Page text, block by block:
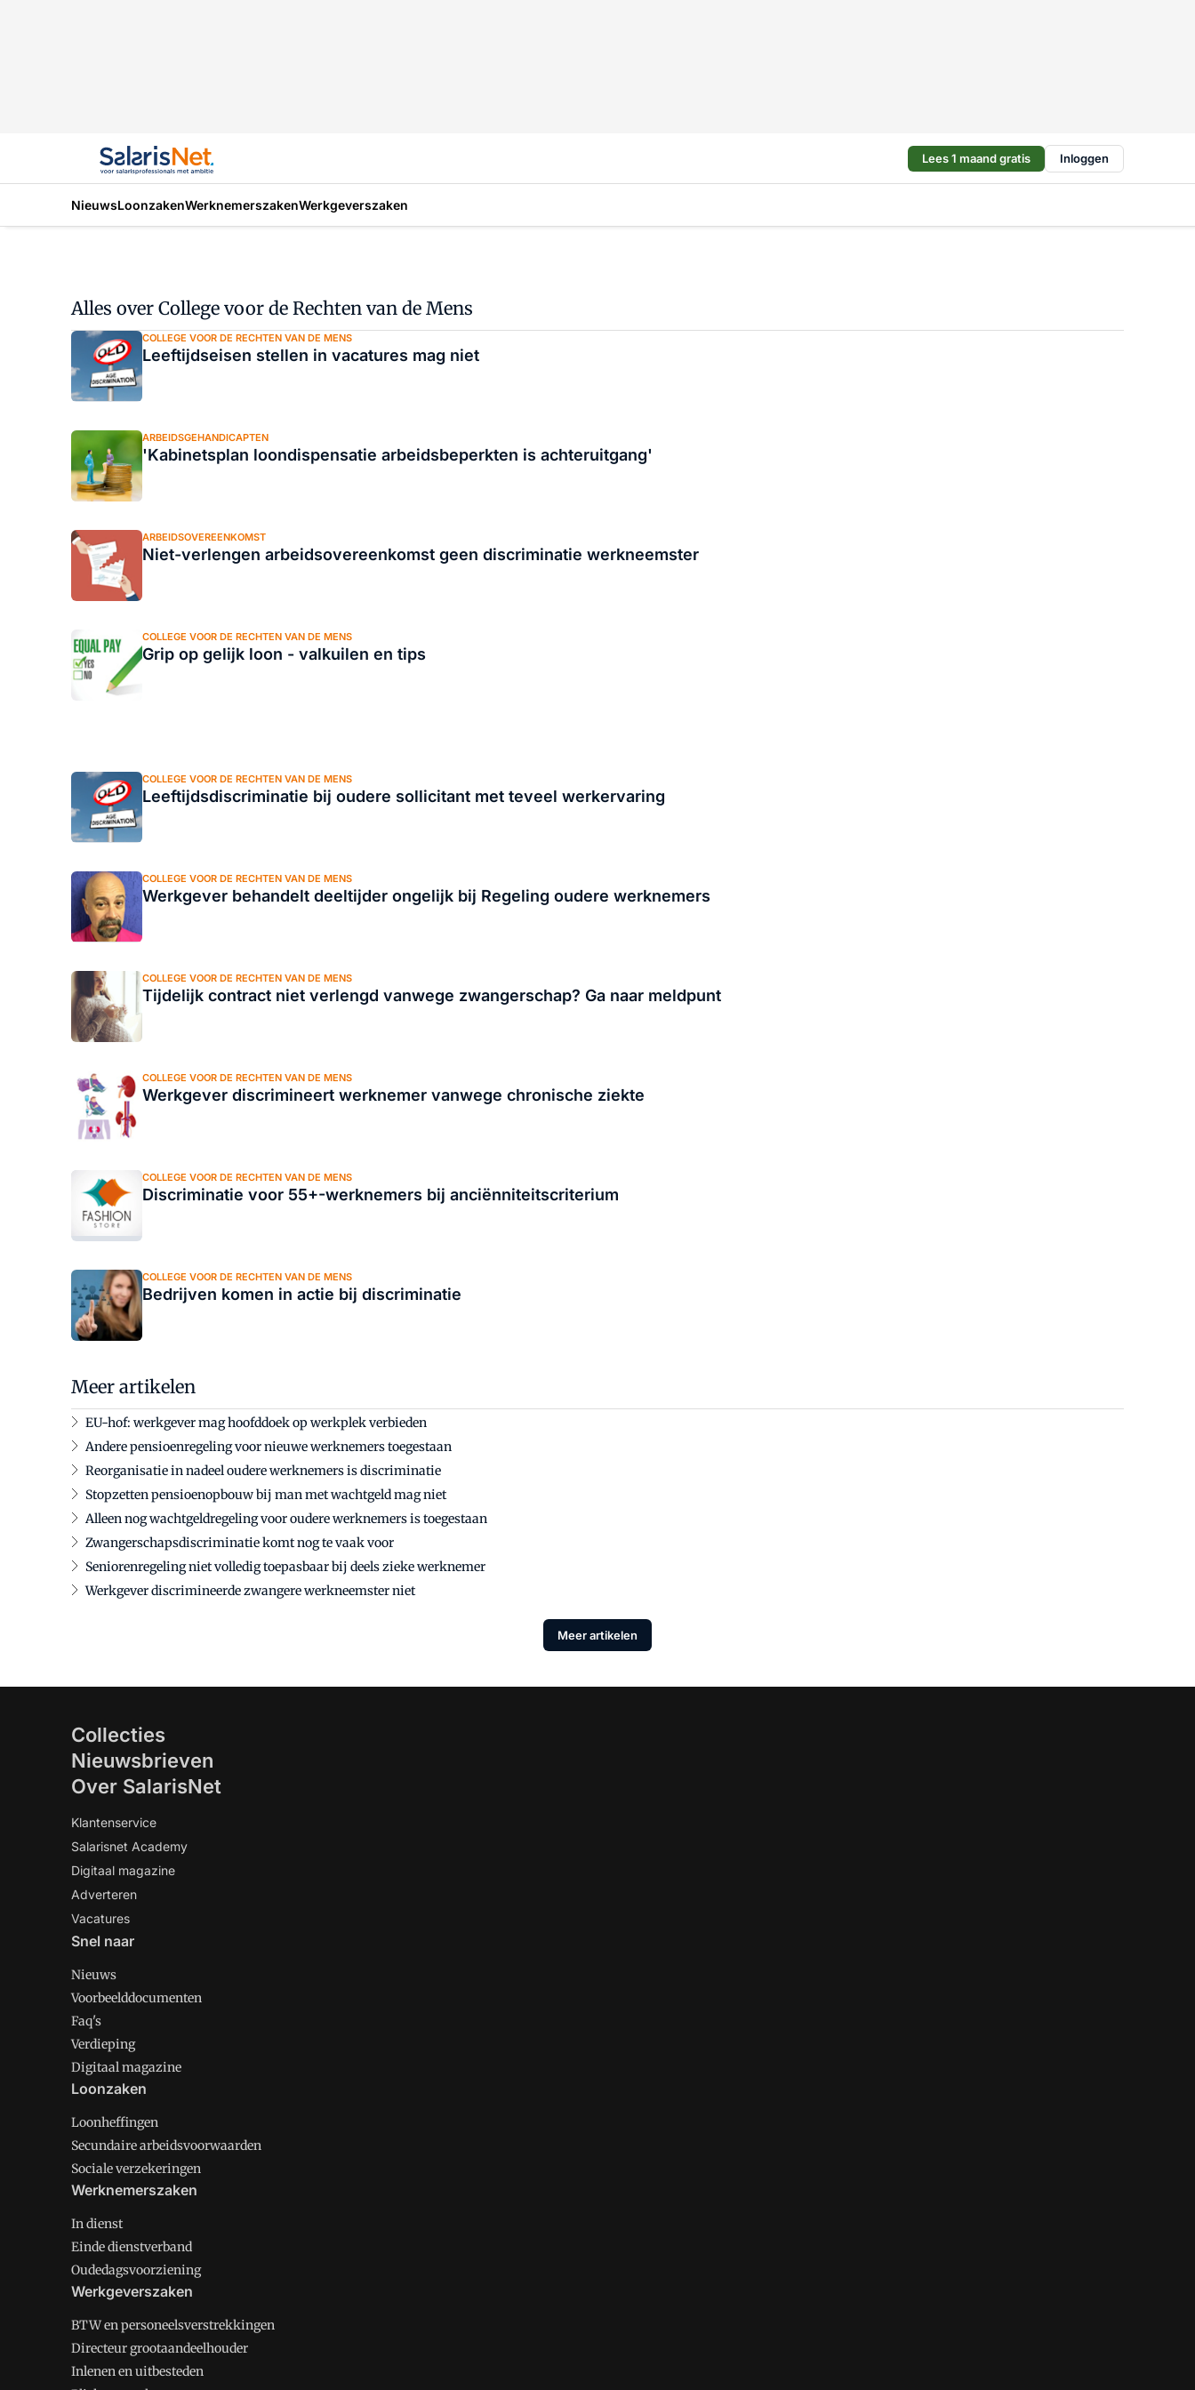
Lees 1 maand gratis Inloggen
NieuwsLoonzakenWerknemerszakenWerkgeverszaken
Alles over College voor de Rechten van de Mens
COLLEGE VOOR DE RECHTEN VAN DE MENS
Leeftijdseisen stellen in vacatures mag niet
ARBEIDSGEHANDICAPTEN
'Kabinetsplan loondispensatie arbeidsbeperkten is achteruitgang'
ARBEIDSOVEREENKOMST
Niet-verlengen arbeidsovereenkomst geen discriminatie werkneemster
COLLEGE VOOR DE RECHTEN VAN DE MENS
Grip op gelijk loon - valkuilen en tips
COLLEGE VOOR DE RECHTEN VAN DE MENS
Leeftijdsdiscriminatie bij oudere sollicitant met teveel werkervaring
COLLEGE VOOR DE RECHTEN VAN DE MENS
Werkgever behandelt deeltijder ongelijk bij Regeling oudere werknemers
COLLEGE VOOR DE RECHTEN VAN DE MENS
Tijdelijk contract niet verlengd vanwege zwangerschap? Ga naar meldpunt
COLLEGE VOOR DE RECHTEN VAN DE MENS
Werkgever discrimineert werknemer vanwege chronische ziekte
COLLEGE VOOR DE RECHTEN VAN DE MENS
Discriminatie voor 55+-werknemers bij anciënniteitscriterium
COLLEGE VOOR DE RECHTEN VAN DE MENS
Bedrijven komen in actie bij discriminatie
Meer artikelen
EU-hof: werkgever mag hoofddoek op werkplek verbieden
Andere pensioenregeling voor nieuwe werknemers toegestaan
Reorganisatie in nadeel oudere werknemers is discriminatie
Stopzetten pensioenopbouw bij man met wachtgeld mag niet
Alleen nog wachtgeldregeling voor oudere werknemers is toegestaan
Zwangerschapsdiscriminatie komt nog te vaak voor
Seniorenregeling niet volledig toepasbaar bij deels zieke werknemer
Werkgever discrimineerde zwangere werkneemster niet
Meer artikelen
Collecties
Nieuwsbrieven
Over SalarisNet
Klantenservice
Salarisnet Academy
Digitaal magazine
Adverteren
Vacatures
Snel naar
Nieuws
Voorbeelddocumenten
Faq's
Verdieping
Digitaal magazine
Loonzaken
Loonheffingen
Secundaire arbeidsvoorwaarden
Sociale verzekeringen
Werknemerszaken
In dienst
Einde dienstverband
Oudedagsvoorziening
Werkgeverszaken
BTW en personeelsverstrekkingen
Directeur grootaandeelhouder
Inlenen en uitbesteden